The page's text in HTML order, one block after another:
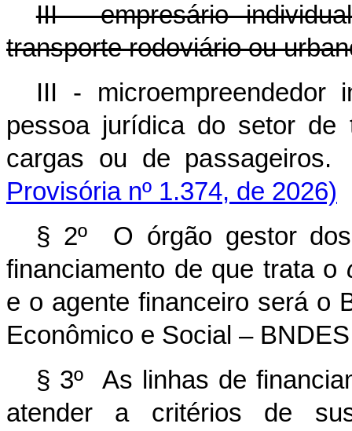
III - empresário
transporte rodoviário ou
III - microempreendedor
pessoa jurídica do setor de
cargas ou de passageiros.
Provisória nº 1.374, de 2026)
§ 2º O órgão gestor
financiamento de que trata o
e o agente financeiro será o
Econômico e Social –
§ 3º As linhas de
atender a critérios de